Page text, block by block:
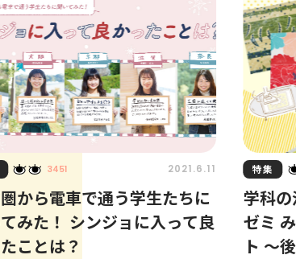
3451 2021.6.11
から電車で通う学生たちに
みた！ シンジョに入って良
ことは？
特集
学科
ゼミ
ト 〜